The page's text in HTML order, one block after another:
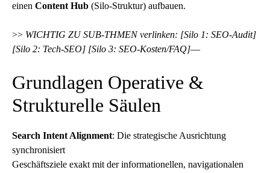
einen Content Hub (Silo-Struktur) aufbauen.
>> WICHTIG ZU SUB-THMEN verlinken: [Silo 1: SEO-Audit]
[Silo 2: Tech-SEO] [Silo 3: SEO-Kosten/FAQ]—
Grundlagen Operative &
Strukturelle Säulen
Search Intent Alignment: Die strategische Ausrichtung
synchronisiert
Geschäftsziele exakt mit der informationellen, navigationalen